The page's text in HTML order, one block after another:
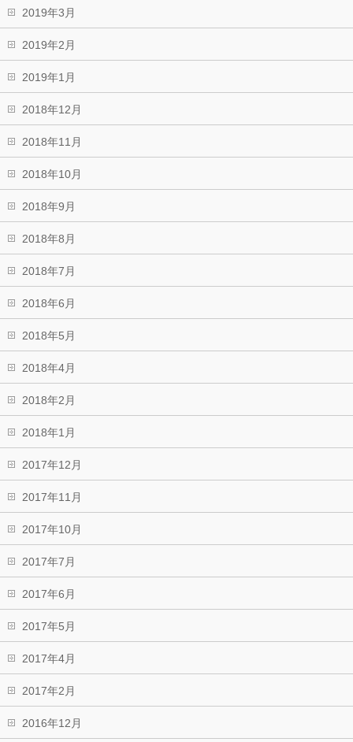
2019年3月
2019年2月
2019年1月
2018年12月
2018年11月
2018年10月
2018年9月
2018年8月
2018年7月
2018年6月
2018年5月
2018年4月
2018年2月
2018年1月
2017年12月
2017年11月
2017年10月
2017年7月
2017年6月
2017年5月
2017年4月
2017年2月
2016年12月